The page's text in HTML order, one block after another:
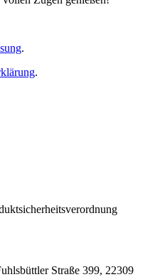
.
.
Straße 399, 22309